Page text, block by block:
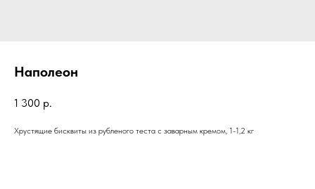
Наполеон
1 300 р.
Хрустящие бисквиты из рубленого теста с заварным кремом, 1-1,2 кг